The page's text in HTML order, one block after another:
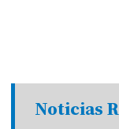
Noticias